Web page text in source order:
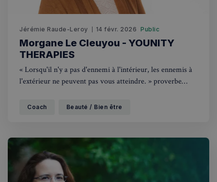
Jérémie Raude-Leroy 14 févr. 2026 Public
Morgane Le Cleuyou - YOUNITY
THERAPIES
« Lorsqu'il n'y a pas d'ennemi à l'intérieur, les ennemis à
l'extérieur ne peuvent pas vous atteindre. » proverbe
du travail, développement de carrière, gestion du couple
Coach Beauté / Bien être